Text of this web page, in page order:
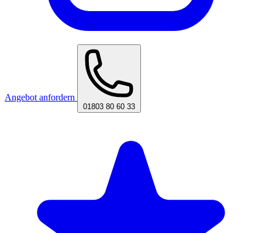
Angebot anfordern
01803 80 60 33